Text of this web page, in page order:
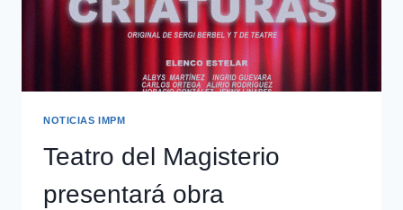
NOTICIAS IMPM
Teatro del Magisterio
presentará obra